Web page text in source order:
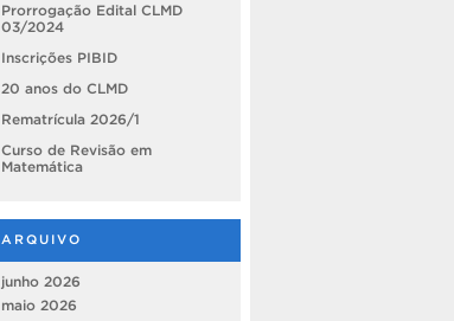
Prorrogação Edital CLMD
03/2024
Inscrições PIBID
20 anos do CLMD
Rematrícula 2026/1
Curso de Revisão em
Matemática
ARQUIVO
junho 2026
maio 2026